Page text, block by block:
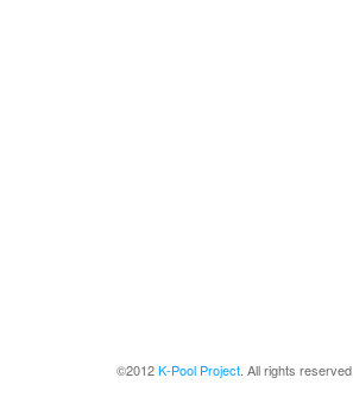
©2012K-Pool Project . All rights reserved.